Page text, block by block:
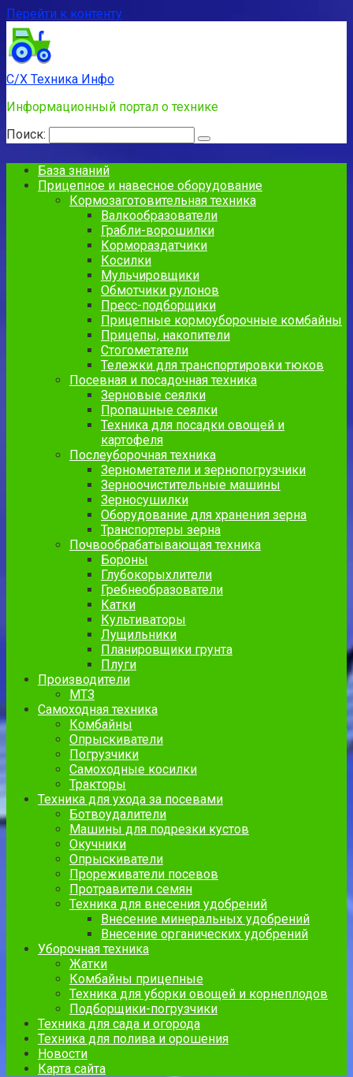
Перейти к контенту
С/Х Техника Инфо
Информационный портал о технике
Поиск:
База знаний
Прицепное и навесное оборудование
Кормозаготовительная техника
Валкообразователи
Грабли-ворошилки
Кормораздатчики
Косилки
Мульчировщики
Обмотчики рулонов
Пресс-подборщики
Прицепные кормоуборочные комбайны
Прицепы, накопители
Стогометатели
Тележки для транспортировки тюков
Посевная и посадочная техника
Зерновые сеялки
Пропашные сеялки
Техника для посадки овощей и
картофеля
Послеуборочная техника
Зернометатели и зернопогрузчики
Зерноочистительные машины
Зерносушилки
Оборудование для хранения зерна
Транспортеры зерна
Почвообрабатывающая техника
Бороны
Глубокорыхлители
Гребнеобразователи
Катки
Культиваторы
Лущильники
Планировщики грунта
Плуги
Производители
МТЗ
Самоходная техника
Комбайны
Опрыскиватели
Погрузчики
Самоходные косилки
Тракторы
Техника для ухода за посевами
Ботвоудалители
Машины для подрезки кустов
Окучники
Опрыскиватели
Прореживатели посевов
Протравители семян
Техника для внесения удобрений
Внесение минеральных удобрений
Внесение органических удобрений
Уборочная техника
Жатки
Комбайны прицепные
Техника для уборки овощей и корнеплодов
Подборщики-погрузчики
Техника для сада и огорода
Техника для полива и орошения
Новости
Карта сайта